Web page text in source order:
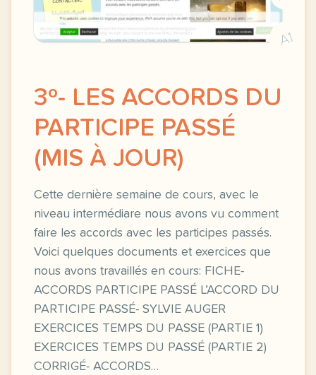
A1
3º- LES ACCORDS DU
PARTICIPE PASSÉ
(MIS À JOUR)
Cette dernière semaine de cours, avec le
niveau intermédiare nous avons vu comment
faire les accords avec les participes passés.
Voici quelques documents et exercices que
nous avons travaillés en cours: FICHE-
ACCORDS PARTICIPE PASSÉ L’ACCORD DU
PARTICIPE PASSÉ- SYLVIE AUGER
EXERCICES TEMPS DU PASSE (PARTIE 1)
EXERCICES TEMPS DU PASSÉ (PARTIE 2)
CORRIGÉ- ACCORDS…